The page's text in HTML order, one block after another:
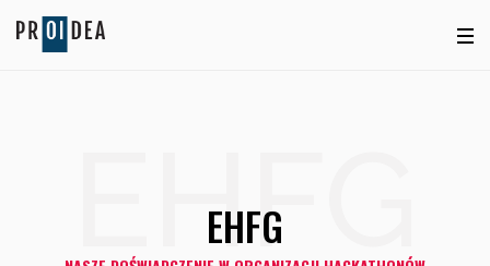
EHFG
EHFG